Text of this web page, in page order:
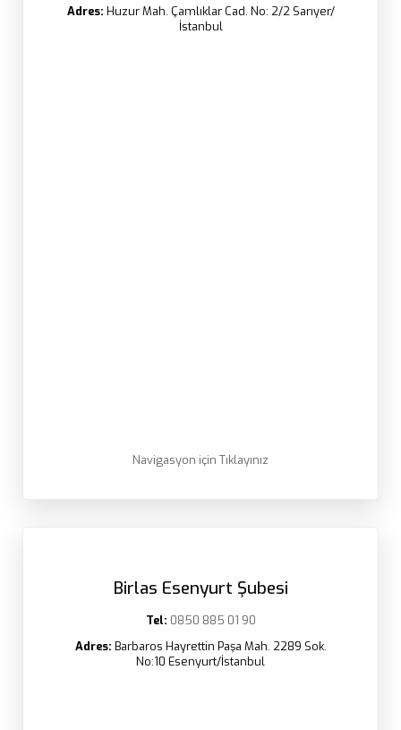
Adres: Huzur Mah. Çamlıklar Cad. No: 2/2 Sarıyer/
İstanbul
Navigasyon için Tıklayınız
Birlas Esenyurt Şubesi
Tel: 0850 885 01 90
Adres: Barbaros Hayrettin Paşa Mah. 2289 Sok.
No:10 Esenyurt/İstanbul